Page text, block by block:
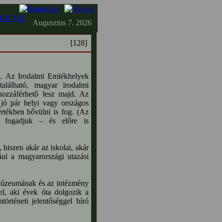
Augusztus 7. 2026
[128]
Az Irodalmi Emlékhelyek
magyar irodalmi
lesz majd. Az
jó pár helyi vagy országos
bővülni is fog. (Az
fogadjuk – és előre is
hiszen akár az iskolai, akár
a magyarországi utazási
és az intézmény
aki évek óta dolgozik a
jelentőséggel bíró